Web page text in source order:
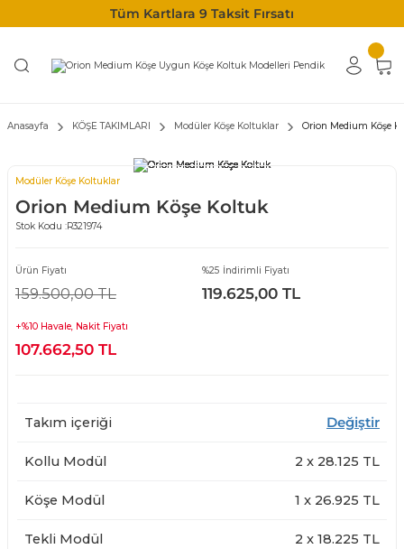
Tüm Kartlara 9 Taksit Fırsatı
Anasayfa KÖŞE TAKIMLARI Modüler Köşe Koltuklar Orion Medium Köşe
Modüler Köşe Koltuklar
Orion Medium Köşe Koltuk
Stok Kodu :R321974
Ürün Fiyatı
159.500,00 TL
%25 İndirimli Fiyatı
119.625,00 TL
+%10 Havale, Nakit Fiyatı
107.662,50 TL
Takım içeriği Değiştir
Kollu Modül 2 x 28.125 TL
Köşe Modül 1 x 26.925 TL
Tekli Modül 2 x 18.225 TL